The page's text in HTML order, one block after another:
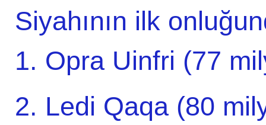
Siyahının ilk
1. Opra Uinfri (77
2. Ledi Qaqa (80